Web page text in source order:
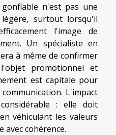
n'est pas une
surtout lorsqu'il
l'image de
Un spécialiste en
à même de confirmer
promotionnel et
est capitale pour
L'impact
: elle doit
véhiculant les valeurs
avec cohérence.